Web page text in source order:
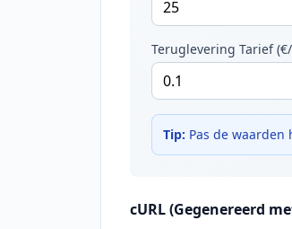
Teruglevering Tarief
Tip: Pas de
cURL (Gegenereerd